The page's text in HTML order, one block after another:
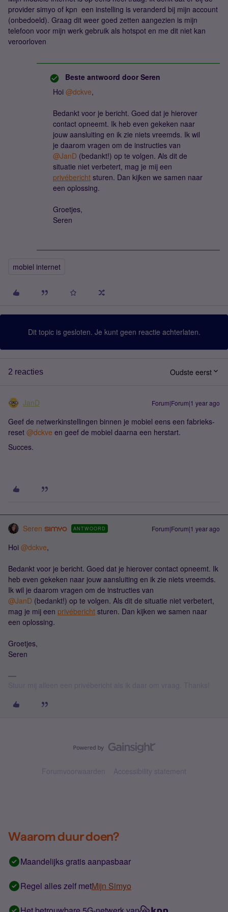
provider simyo of kpn een instelling is veranderd bij mijn account
(onbedoeld). Graag dit weer goed zetten aangezien is mijn
telefoon voor mijn werk gebruik als hotspot en me dit niet kan
veroorloven
Beste antwoord door Seren
Hoi @dckve,
Bedankt voor je bericht. Goed dat je hierover
contact opneemt. Ik heb even gekeken naar
jouw aansluiting en ik zie niets vreemds. Ik wil
je daarom vragen om de instructies van
@JanD (bedankt!) op te volgen. Als dit de
situatie niet verbetert, mag je mij een
privébericht sturen. Dan kijken we samen naar
een oplossing.
Groetjes,
Seren
mobiel internet
Dit topic is gesloten. Je kunt geen reactie achterlaten.
2 reacties Oudste eerst
JanD Forum|Forum|1 year ago
Geef de netwerkinstellingen binnen je mobiel eens een fabrieks-
reset @dckve en geef de mobiel daarna een herstart.
Succes.
Seren ANTWOORD Forum|Forum|1 year ago
Hoi @dckve,
Bedankt voor je bericht. Goed dat je hierover contact opneemt. Ik
heb even gekeken naar jouw aansluiting en ik zie niets vreemds.
Ik wil je daarom vragen om de instructies van
@JanD (bedankt!) op te volgen. Als dit de situatie niet verbetert,
mag je mij een privébericht sturen. Dan kijken we samen naar
een oplossing.
Groetjes,
Seren
Forumvoorwaarden Accessibility statement
Waarom duur doen?
Maandelijks gratis aanpasbaar
Regel alles zelf metMijn Simyo